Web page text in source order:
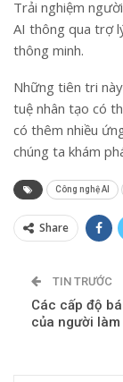
Trải nghiệm
AI thông qua trợ
thông minh.
Những tiên tri
tuệ nhân tạo có
có thêm nhiều
chúng ta khám
Công nghệ AI
Share
TIN TRƯỚC
Các cấp độ
của người